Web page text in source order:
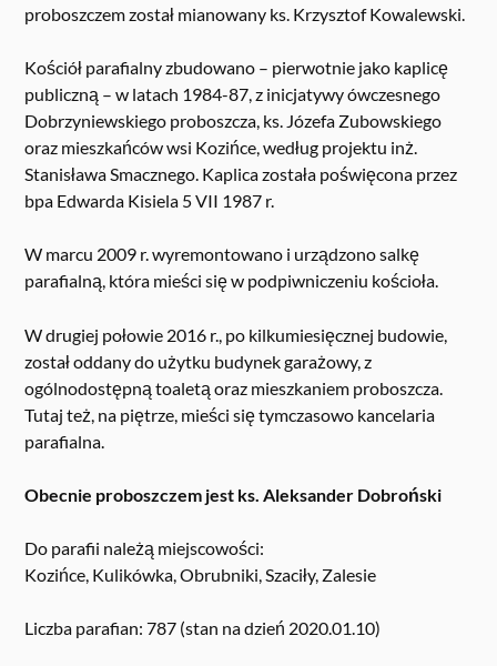
proboszczem został mianowany ks. Krzysztof Kowalewski.
Kościół parafialny zbudowano – pierwotnie jako kaplicę
publiczną – w latach 1984-87, z inicjatywy ówczesnego
Dobrzyniewskiego proboszcza, ks. Józefa Zubowskiego
oraz mieszkańców wsi Kozińce, według projektu inż.
Stanisława Smacznego. Kaplica została poświęcona przez
bpa Edwarda Kisiela 5 VII 1987 r.
W marcu 2009 r. wyremontowano i urządzono salkę
parafialną, która mieści się w podpiwniczeniu kościoła.
W drugiej połowie 2016 r., po kilkumiesięcznej budowie,
został oddany do użytku budynek garażowy, z
ogólnodostępną toaletą oraz mieszkaniem proboszcza.
Tutaj też, na piętrze, mieści się tymczasowo kancelaria
parafialna.
Obecnie proboszczem jest ks. Aleksander Dobroński
Do parafii należą miejscowości:
Kozińce, Kulikówka, Obrubniki, Szaciły, Zalesie
Liczba parafian: 787 (stan na dzień 2020.01.10)